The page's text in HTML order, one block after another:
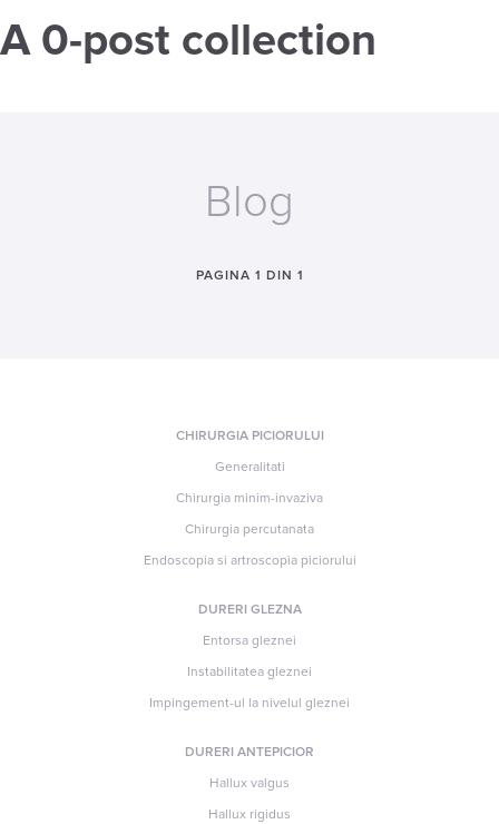
A 0-post collection
Blog
PAGINA 1 DIN 1
CHIRURGIA PICIORULUI
Generalitati
Chirurgia minim-invaziva
Chirurgia percutanata
Endoscopia si artroscopia piciorului
DURERI GLEZNA
Entorsa gleznei
Instabilitatea gleznei
Impingement-ul la nivelul gleznei
DURERI ANTEPICIOR
Hallux valgus
Hallux rigidus